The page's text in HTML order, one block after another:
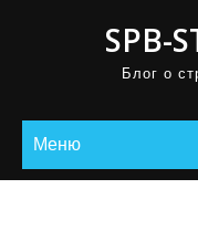
SPB-
Блог о
Меню